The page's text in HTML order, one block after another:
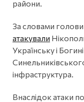
райони.
За словами
атакували
Українську і
інфраструктура.
Внаслідок атаки